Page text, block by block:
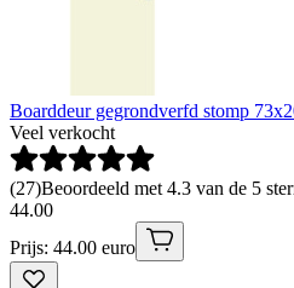
Boarddeur gegrondverfd stomp
Veel verkocht
(27)Beoordeeld met 4.3 van de 5
44.00
Prijs: 44.00 euro